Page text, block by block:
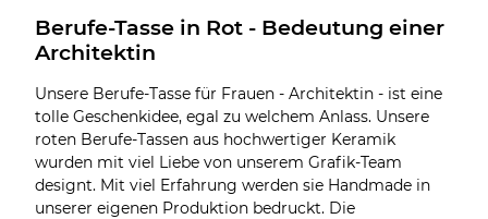
Berufe-Tasse in Rot - Bedeutung einer
Architektin
Unsere Berufe-Tasse für Frauen - Architektin - ist eine
tolle Geschenkidee, egal zu welchem Anlass. Unsere
roten Berufe-Tassen aus hochwertiger Keramik
wurden mit viel Liebe von unserem Grafik-Team
designt. Mit viel Erfahrung werden sie Handmade in
unserer eigenen Produktion bedruckt. Die